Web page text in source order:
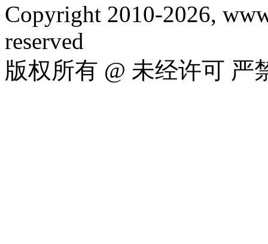
Copyright 2010-2026,
reserved
版权所有 @ 未经许可 严